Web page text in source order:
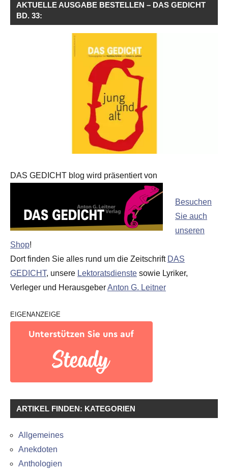
AKTUELLE AUSGABE BESTELLEN – DAS GEDICHT
BD. 33:
DAS GEDICHT blog wird präsentiert von
Besuchen
Sie auch
unseren
Shop!
Dort finden Sie alles rund um die Zeitschrift DAS
GEDICHT, unsere Lektoratsdienste sowie Lyriker,
Verleger und HerausgeberAnton G. Leitner
EIGENANZEIGE
ARTIKEL FINDEN: KATEGORIEN
Allgemeines
Anekdoten
Anthologien